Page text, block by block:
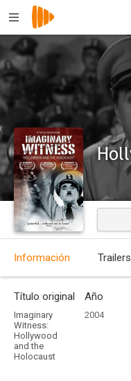
Información Trailers
Título original
Imaginary
Witness:
Hollywood
and the
Holocaust
Año
2004